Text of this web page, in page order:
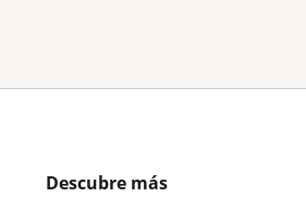
Descubre más